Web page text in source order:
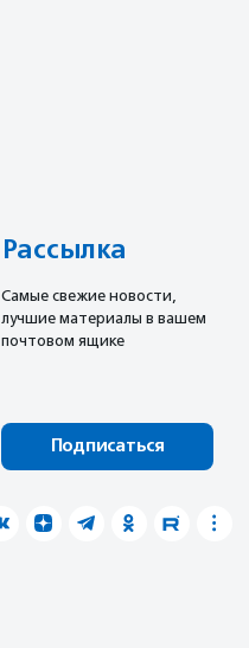
Рассылка
Cамые свежие новости,
лучшие материалы в вашем
почтовом ящике
Подписаться